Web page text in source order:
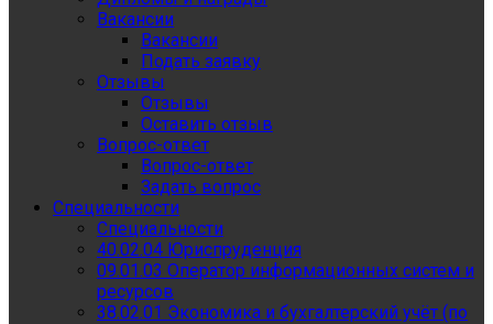
Вакансии
Вакансии
Подать заявку
Отзывы
Отзывы
Оставить отзыв
Вопрос-ответ
Вопрос-ответ
Задать вопрос
Специальности
Специальности
40.02.04 Юриспруденция
09.01.03 Оператор информационных систем и
ресурсов
38.02.01 Экономика и бухгалтерский учёт (по